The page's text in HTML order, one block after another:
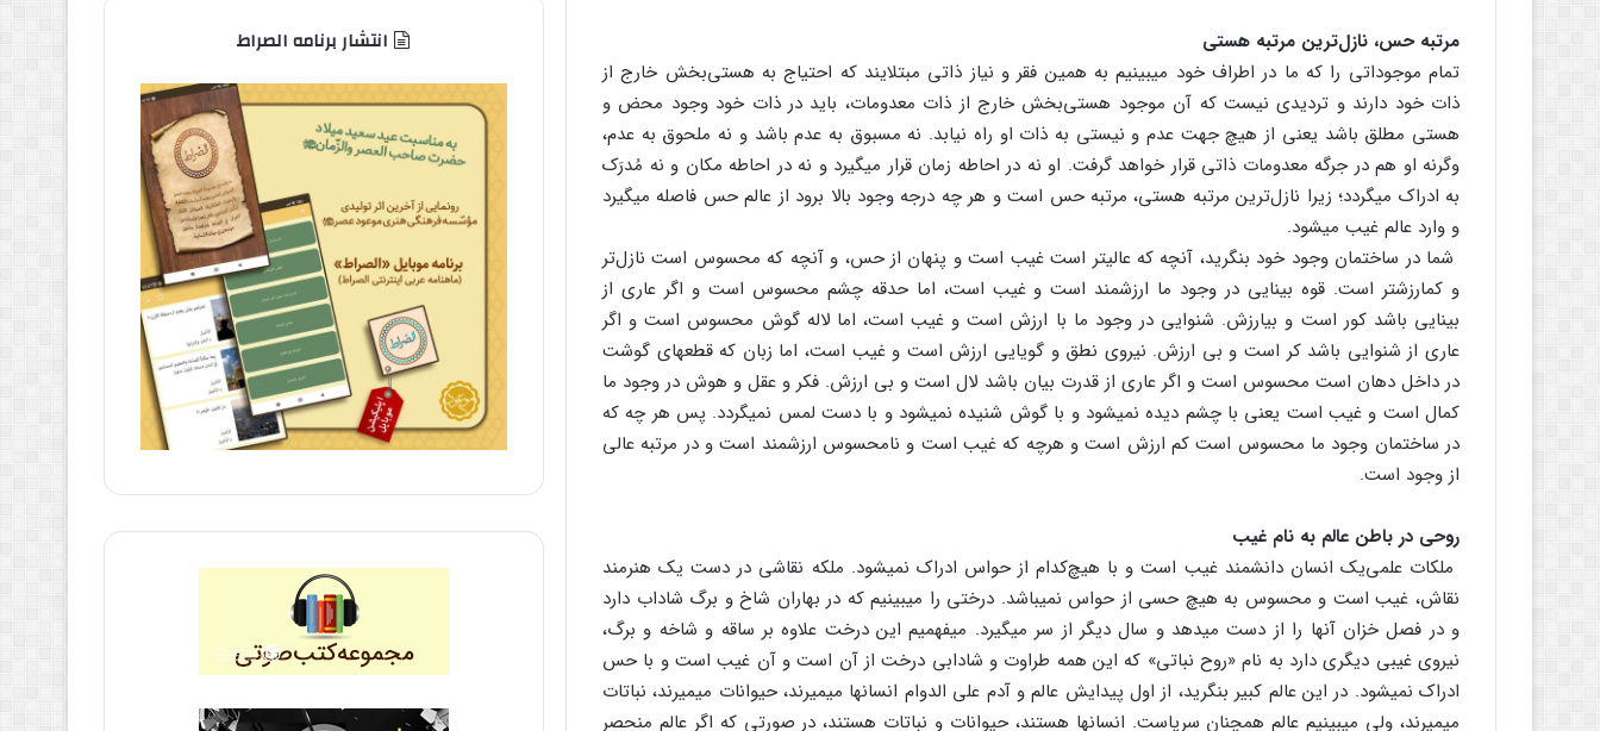
مرتبه حس، نازل‌ترین مرتبه هستی
تمام موجوداتی را که ما در اطراف خود می‏بینیم به همین فقر و نیاز ذاتی مبتلایند که احتیاج به هستی‌بخش خارج از
ذات خود دارند و تردیدی نیست که آن موجود هستی‌بخش خارج از ذات معدومات، باید در ذات خود وجود محض و
هستی مطلق باشد یعنی از هیچ جهت عدم و نیستی به ذات او راه نیابد. نه مسبوق به عدم باشد و نه ملحوق به عدم،
وگرنه او هم در جرگه معدومات ذاتی قرار خواهد گرفت. او نه در احاطه زمان قرار می‏گیرد و نه در احاطه مکان و نه مُدرَک
به ادراک می‏گردد؛ زیرا نازل‌ترین مرتبه‏ هستی، مرتبه حس است و هر چه درجه وجود بالا برود از عالم حس فاصله می‏گیرد
و وارد عالم غیب می‏شود.
شما در ساختمان وجود خود بنگرید، آنچه که عالی‏تر است غیب است و پنهان از حس، و آنچه که محسوس است نازل‌تر
و کم‏ارزش‏تر است. قوه بینایی در وجود ما ارزشمند است و غیب است، اما حدقه چشم محسوس است و اگر عاری از
بینایی باشد کور است و بی‏ارزش. شنوایی در وجود ما با ارزش است و غیب است، اما لاله گوش محسوس است و اگر
عاری از شنوایی باشد کر است و بی ارزش. نیروی نطق و گویایی ارزش است و غیب است، اما زبان که قطعه‏ای گوشت
در داخل دهان است محسوس است و اگر عاری از قدرت بیان باشد لال است و بی ارزش. فکر و عقل و هوش در وجود ما
کمال است و غیب است یعنی با چشم دیده نمی‏شود و با گوش شنیده نمی‏شود و با دست لمس نمی‏گردد. پس هر چه که
در ساختمان وجود ما محسوس است کم ارزش است و هرچه که غیب است و نامحسوس ارزشمند است و در مرتبه عالی
از وجود است.
روحی در باطن عالم به نام غیب
ملکات علمی‌یک انسان دانشمند غیب است و با هیچ‌کدام از حواس‏ ادراک نمی‏شود. ملکه نقاشی در دست یک هنرمند
نقاش، غیب است و محسوس به هیچ حسی از حواس نمی‏باشد. درختی را می‏بینیم که در بهاران شاخ و برگ شاداب دارد
و در فصل خزان آنها را از دست می‏دهد و سال دیگر از سر می‏گیرد. می‏فهمیم این درخت علاوه بر ساقه و شاخه و برگ،
نیروی غیبی دیگری دارد به نام «روح نباتی» که این همه طراوت و شادابی درخت از آن است و آن غیب است و با حس
ادراک نمی‏شود. در این عالم کبیر بنگرید، از اول پیدایش عالم و آدم علی الدوام انسان‏ها می‏میرند، حیوانات می‏میرند، نباتات
می‏میرند، ولی می‏بینیم عالم همچنان سرپاست. انسان‏ها هستند، حیوانات و نباتات هستند، در صورتی که اگر عالم منحصر
انتشار برنامه الصراط